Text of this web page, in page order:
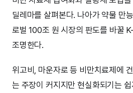
딜레마를 살펴본다. 나아가 약물 만
로벌 100조 원 시장의 판도를 바꿀
조명한다.
위고비, 마운자로 등 비만치료제에
는 주장이 커지지만 현실화되기는